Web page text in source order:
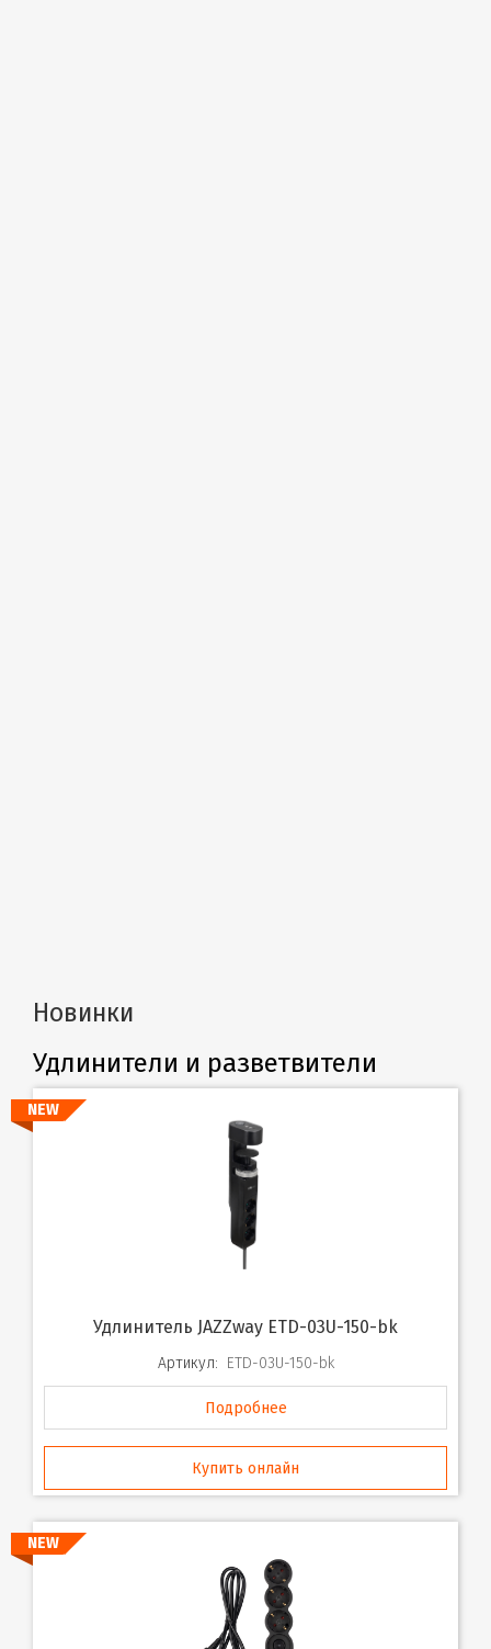
Новинки
Удлинители и разветвители
NEW
Удлинитель JAZZway ETD-03U-150-bk
Артикул: ETD-03U-150-bk
Подробнее
Купить онлайн
NEW